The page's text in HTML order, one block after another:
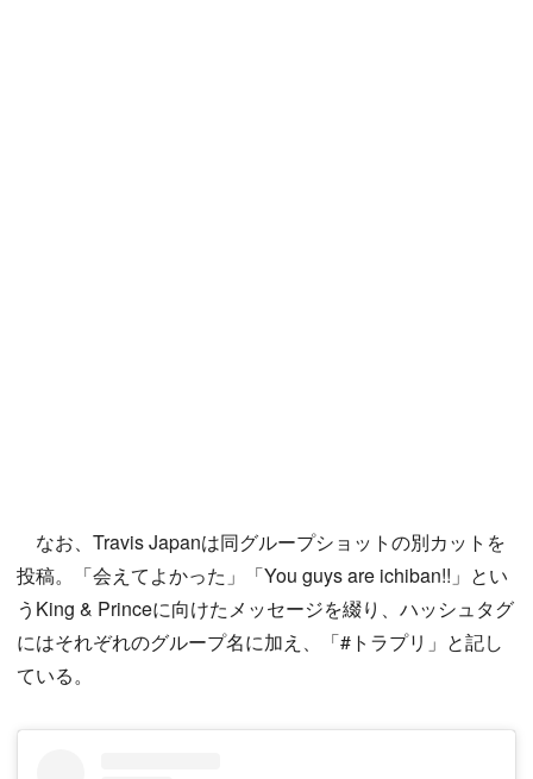
なお、Travis Japanは同グループショットの別カットを
投稿。「会えてよかった」「You guys are ichiban!!」とい
うKing & Princeに向けたメッセージを綴り、ハッシュタグ
にはそれぞれのグループ名に加え、「#トラプリ」と記し
ている。